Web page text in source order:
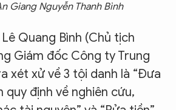
Giang Nguyễn Thanh Bình
Quang Bình (Chủ tịch
Giám đốc Công ty Trung
xét xử về 3 tội danh là “Đưa
quy định về nghiên cứu,